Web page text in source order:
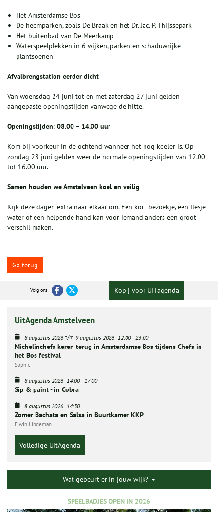
Het Amsterdamse Bos
De heemparken, zoals De Braak en het Dr. Jac. P. Thijssepark
Het buitenbad van De Meerkamp
Waterspeelplekken in 6 wijken, parken en schaduwrijke
plantsoenen
Afvalbrengstation eerder dicht
Van woensdag 24 juni tot en met zaterdag 27 juni gelden
aangepaste openingstijden vanwege de hitte.
Openingstijden: 08.00 – 14.00 uur
Kom bij voorkeur in de ochtend wanneer het nog koeler is. Op
zondag 28 juni gelden weer de normale openingstijden van 12.00
tot 16.00 uur.
Samen houden we Amstelveen koel en veilig
Kijk deze dagen extra naar elkaar om. Een kort bezoekje, een flesje
water of een helpende hand kan voor iemand anders een groot
verschil maken.
Ga terug
Volg ons Kopij voor UITagenda
UitAgenda Amstelveen
8 augustus 2026 t/m 9 augustus 2026 12:00- 23:00
Michelinchefs keren terug in Amsterdamse Bos tijdens Chefs in
het Bos festival
Sophie
8 augustus 2026 14:00- 17:00
Sip & paint - in Cobra
8 augustus 2026 14:30
Zomer Bachata en Salsa in Buurtkamer KKP
Elwin Lindeman
Volledige UitAgenda
Wat gebeurt er in jouw wijk?
SPEELBADJES OPEN IN 2026